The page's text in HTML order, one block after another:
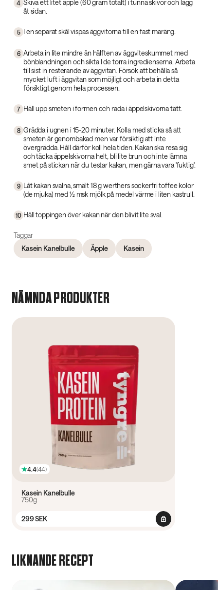
4 Skiva ett litet äpple (60 gram totalt) i tunna skivor och lägg
åt sidan.
5 I en separat skål vispas äggvitorna till en fast maräng.
6 Arbeta in lite mindre än hälften av äggviteskummet med
bönblandningen och sikta I de torra ingredienserna. Arbeta
till sist in resterande av äggvitan. Försök att behålla så
mycket luft i äggvitan som möjligt och arbeta in detta
försiktigt genom hela processen.
7 Häll upp smeten i formen och rada i äppelskivorna tätt.
8 Grädda i ugnen i 15-20 minuter. Kolla med sticka så att
smeten är genombakad men var försiktig att inte
övergrädda. Håll därför koll hela tiden. Kakan ska resa sig
och täcka äppelskivorna helt, bli lite brun och inte lämna
smet på stickan när du testar kakan, men gärna vara 'fuktig'.
9 Låt kakan svalna, smält 18 g werthers sockerfri toffee kolor
(de mjuka) med ½ msk mjölk på medel värme i liten kastrull.
10 Häll toppingen över kakan när den blivit lite sval.
Taggar
Kasein Kanelbulle
Äpple Kasein
NÄMNDA PRODUKTER
4.4(44)
Kasein Kanelbulle
750g
299 SEK
LIKNANDE RECEPT